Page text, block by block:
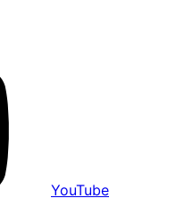
YouTube